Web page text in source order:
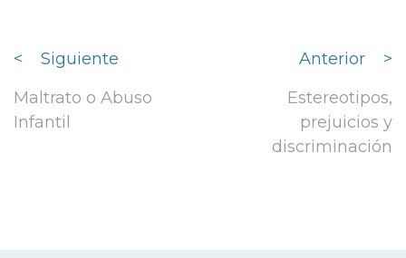
<
Siguiente
Maltrato o Abuso
Infantil
Anterior
>
Estereotipos,
prejuicios y
discriminación